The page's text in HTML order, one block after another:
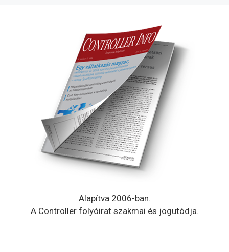
Alapítva 2006-ban.
A Controller folyóirat szakmai és jogutódja.